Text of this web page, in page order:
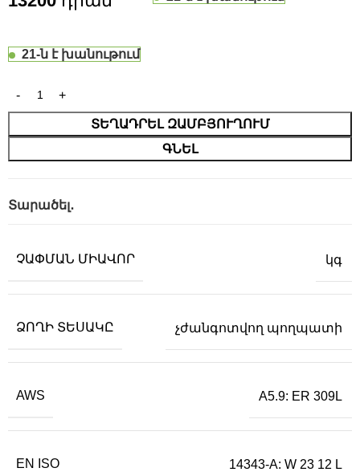
21-ն է խանութում
ՏԵՂԱԴՐԵԼ ԶԱՄԲՅՈՒՂՈՒՄ
ԳՆԵԼ
Տարածել․
ՉԱՓՄԱՆ ՄԻԱՎՈՐ կգ
ՁՈՂԻ ՏԵՍԱԿԸ չժանգոտվող պողպատի
AWS A5.9: ER 309L
EN ISO 14343-A: W 23 12 L